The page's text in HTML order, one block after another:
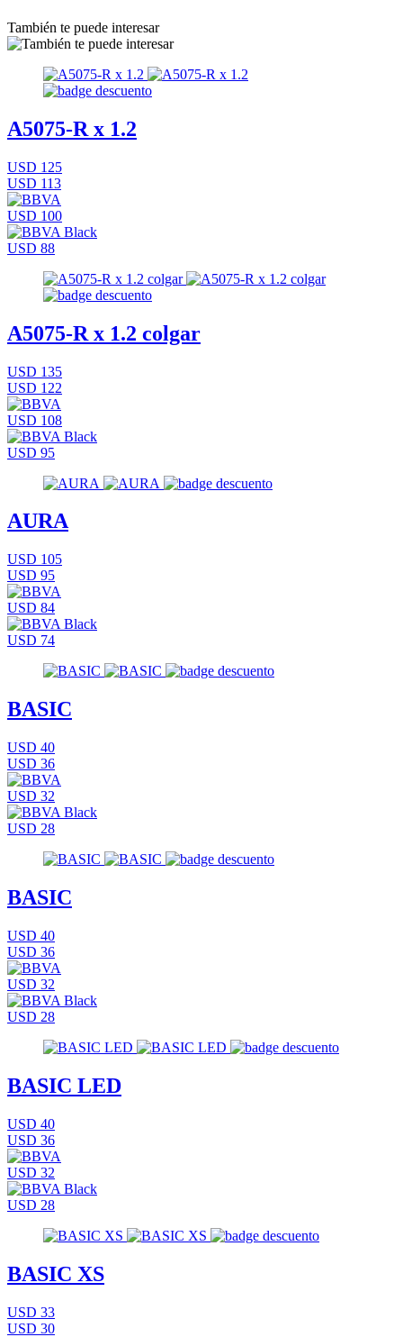
También te puede interesar
A5075-R x 1.2
USD 125
USD 113
USD 100
USD 88
A5075-R x 1.2 colgar
USD 135
USD 122
USD 108
USD 95
AURA
USD 105
USD 95
USD 84
USD 74
BASIC
USD 40
USD 36
USD 32
USD 28
BASIC
USD 40
USD 36
USD 32
USD 28
BASIC LED
USD 40
USD 36
USD 32
USD 28
BASIC XS
USD 33
USD 30